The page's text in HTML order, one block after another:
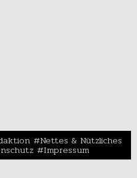
Nettes & Nützliches
Impressum